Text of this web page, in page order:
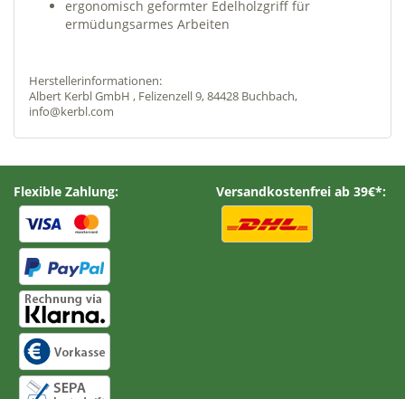
ergonomisch geformter Edelholzgriff für
ermüdungsarmes Arbeiten
Herstellerinformationen:
Albert Kerbl GmbH , Felizenzell 9, 84428 Buchbach,
info@kerbl.com
Flexible Zahlung: Versandkostenfrei ab 39€*: